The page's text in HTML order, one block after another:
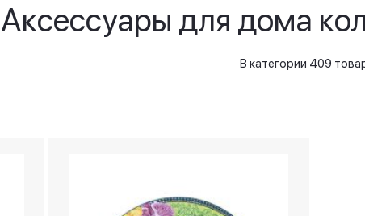
Аксессуары для дома
В категории 409